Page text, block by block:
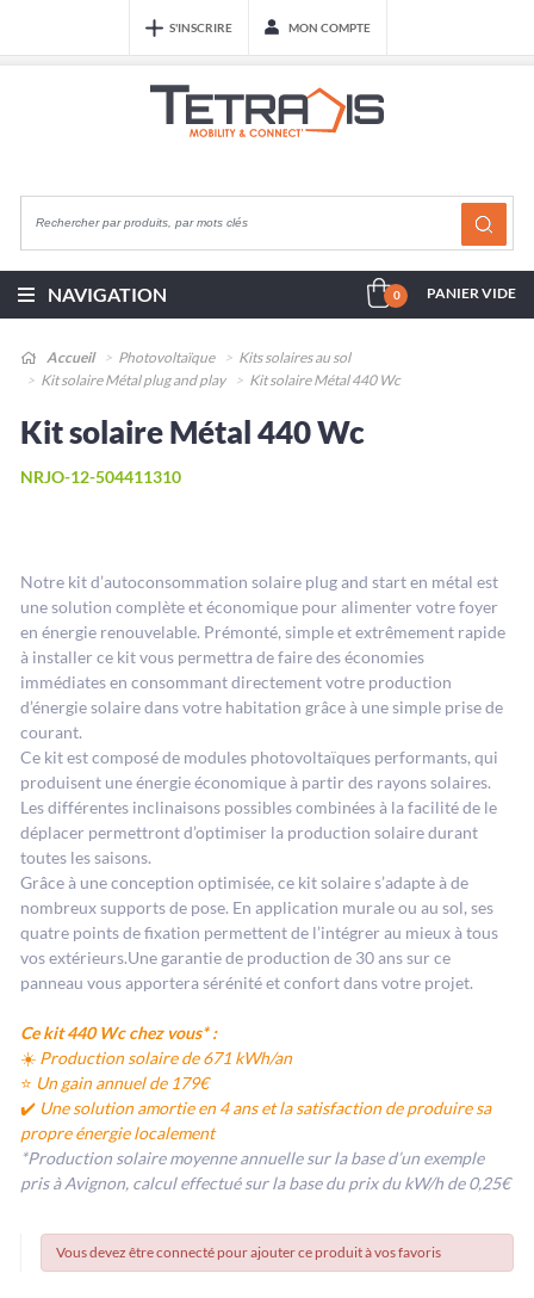
S'INSCRIRE MON COMPTE
NAVIGATION 0 PANIER VIDE
Accueil Photovoltaïque
Kits solaires au sol
Kit solaire Métal plug and play
Kit solaire Métal 440 Wc
Kit solaire Métal 440 Wc
NRJO-12-504411310
Notre kit d’autoconsommation solaire plug and start en métal est
une solution complète et économique pour alimenter votre foyer
en énergie renouvelable. Prémonté, simple et extrêmement rapide
à installer ce kit vous permettra de faire des économies
immédiates en consommant directement votre production
d’énergie solaire dans votre habitation grâce à une simple prise de
courant.
Ce kit est composé de modules photovoltaïques performants, qui
produisent une énergie économique à partir des rayons solaires.
Les différentes inclinaisons possibles combinées à la facilité de le
déplacer permettront d’optimiser la production solaire durant
toutes les saisons.
Grâce à une conception optimisée, ce kit solaire s’adapte à de
nombreux supports de pose. En application murale ou au sol, ses
quatre points de fixation permettent de l’intégrer au mieux à tous
vos extérieurs.Une garantie de production de 30 ans sur ce
panneau vous apportera sérénité et confort dans votre projet.
Ce kit 440 Wc chez vous* :
☀️ Production solaire de 671 kWh/an
⭐ Un gain annuel de 179€
✔️ Une solution amortie en 4 ans et la satisfaction de produire sa
propre énergie localement
*Production solaire moyenne annuelle sur la base d’un exemple
pris à Avignon, calcul effectué sur la base du prix du kW/h de 0,25€
Vous devez être connecté pour ajouter ce produit à vos favoris